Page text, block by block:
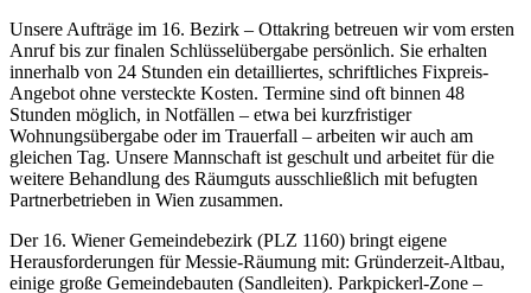
Unsere Aufträge im 16. Bezirk – Ottakring betreuen wir vom ersten
Anruf bis zur finalen Schlüsselübergabe persönlich. Sie erhalten
innerhalb von 24 Stunden ein detailliertes, schriftliches Fixpreis-
Angebot ohne versteckte Kosten. Termine sind oft binnen 48
Stunden möglich, in Notfällen – etwa bei kurzfristiger
Wohnungsübergabe oder im Trauerfall – arbeiten wir auch am
gleichen Tag. Unsere Mannschaft ist geschult und arbeitet für die
weitere Behandlung des Räumguts ausschließlich mit befugten
Partnerbetrieben in Wien zusammen.
Der 16. Wiener Gemeindebezirk (PLZ 1160) bringt eigene
Herausforderungen für Messie-Räumung mit: Gründerzeit-Altbau,
einige große Gemeindebauten (Sandleiten). Parkpickerl-Zone –